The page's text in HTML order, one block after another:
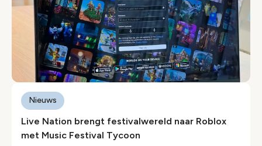
Live Nation brengt festivalwereld naar Roblox
met Music Festival Tycoon
Nieuws